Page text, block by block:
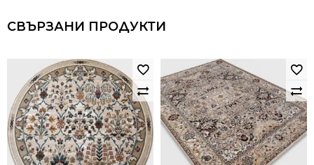
СВЪРЗАНИ ПРОДУКТИ